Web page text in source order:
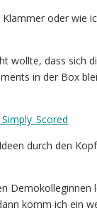
oder wie
wollte, dass sich
in der Box
durch den
Demokolleginnen
komm ich ein